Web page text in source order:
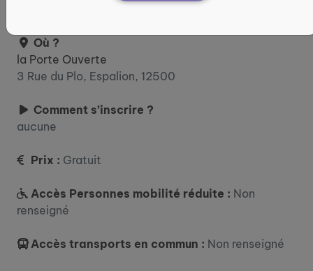
Où ?
la Porte Ouverte
3 Rue du Plo, Espalion, 12500
Comment s’inscrire ?
aucune
Prix : Gratuit
Accès Personnes mobilité réduite : Non
renseigné
Accès transports en commun : Non renseigné